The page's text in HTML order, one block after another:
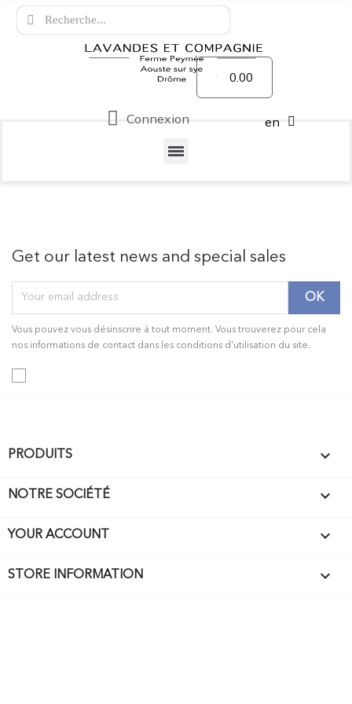
Connexion
0.00
en
Get our latest news and special sales
Vous pouvez vous désinscrire à tout moment. Vous trouverez pour cela
nos informations de contact dans les conditions d'utilisation du site.
PRODUITS 
NOTRE SOCIÉTÉ 
YOUR ACCOUNT 
STORE INFORMATION keyboard_arrow_down